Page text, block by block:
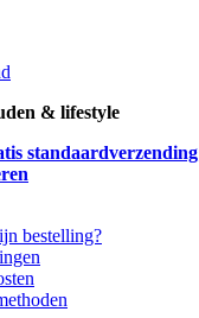
& lifestyle
standaardverzending
bestelling?